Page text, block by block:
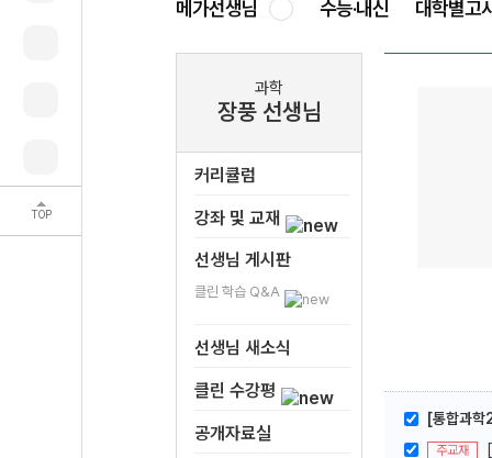
TOP
메가선생님 수능·내신 대학별고
과학
장풍 선생님
커리큘럼
강좌 및 교재
선생님 게시판
클린 학습 Q&A
선생님 새소식
클린 수강평
공개자료실
[통합과학
주교재